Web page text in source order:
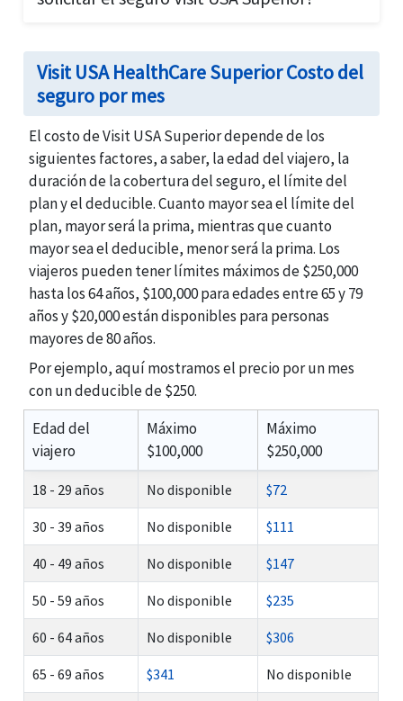
Visit USA a través de agentes de seguros
autorizados.
Visit USA Superior son los detalles del pasaporte
del viajero y las fechas de viaje. Puede solicitar el
seguro Visit USA Budget en línea en
obtener ayuda durante la solicitud.
Visit USA HealthCare Superior Costo del
seguro por mes
El costo de Visit USA Superior depende de los
siguientes factores, a saber, la edad del viajero, la
duración de la cobertura del seguro, el límite del
plan y el deducible. Cuanto mayor sea el límite del
plan, mayor será la prima, mientras que cuanto
mayor sea el deducible, menor será la prima. Los
viajeros pueden tener límites máximos de $250,000
hasta los 64 años, $100,000 para edades entre 65 y 79
años y $20,000 están disponibles para personas
mayores de 80 años.
Por ejemplo, aquí mostramos el precio por un mes
con un deducible de $250.
Edad del
viajero
Máximo
$100,000
Máximo
$250,000
18 - 29 años No disponible $72
30 - 39 años No disponible $111
40 - 49 años No disponible $147
50 - 59 años No disponible $235
60 - 64 años No disponible $306
65 - 69 años $341 No disponible